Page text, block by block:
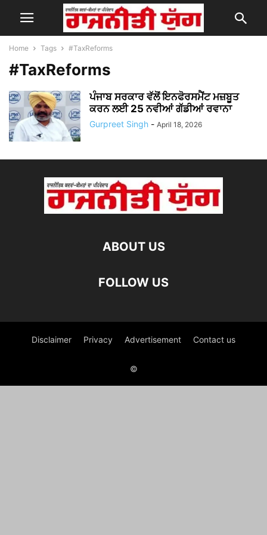
Home Tags #TaxReforms
#TaxReforms
ਪੰਜਾਬ ਸਰਕਾਰ ਵੱਲੋਂ ਇਨਫੋਰਸਮੈਂਟ ਮਜ਼ਬੂਤ
ਕਰਨ ਲਈ 25 ਨਵੀਆਂ ਗੱਡੀਆਂ ਰਵਾਨਾ
Gurpreet Singh - April 18, 2026
ABOUT US
FOLLOW US
Disclaimer Privacy Advertisement Contact us
©